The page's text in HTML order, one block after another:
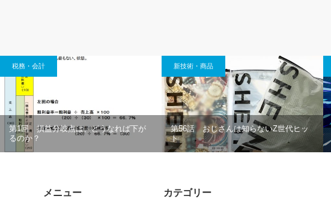
税務・会計
第1回 損益分岐点は、どうなれば下が
るのか？
新技術・商品
第56話 おじさんは知らないZ世代ヒッ
ト
メニュー カテゴリー